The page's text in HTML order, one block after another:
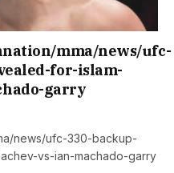
mma/news/ufc-
for-islam-
garry
news/ufc-330-backup-
vs-ian-machado-garry